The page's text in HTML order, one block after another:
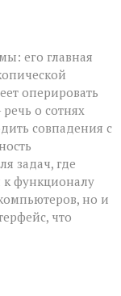
его главная
оперировать
о сотнях
совпадения с
задач, где
функционалу
но и
что